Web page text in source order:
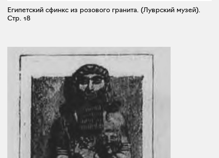
Египетский сфинкс из розового гранита. (Луврский музей).
Стр. 18